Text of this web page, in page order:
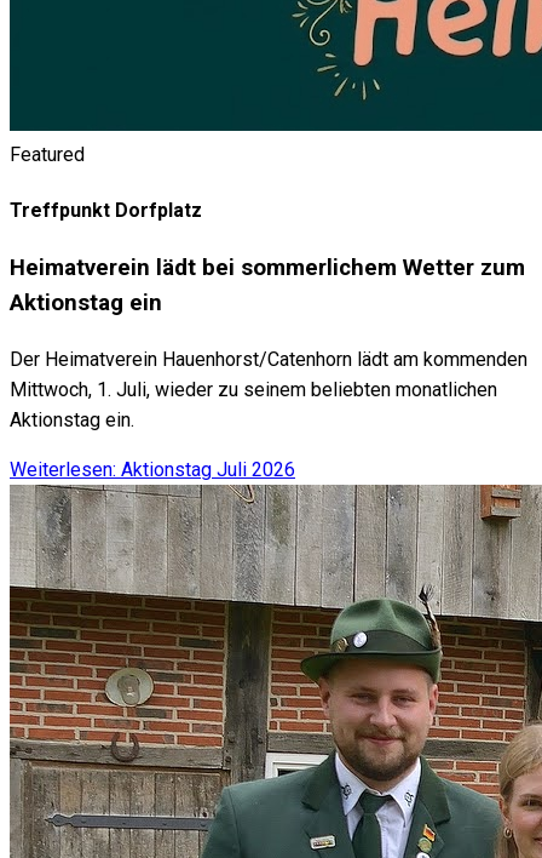
Featured
Treffpunkt Dorfplatz
Heimatverein lädt bei sommerlichem Wetter zum
Aktionstag ein
Der Heimatverein Hauenhorst/Catenhorn lädt am kommenden
Mittwoch, 1. Juli, wieder zu seinem beliebten monatlichen
Aktionstag ein.
Weiterlesen: Aktionstag Juli 2026